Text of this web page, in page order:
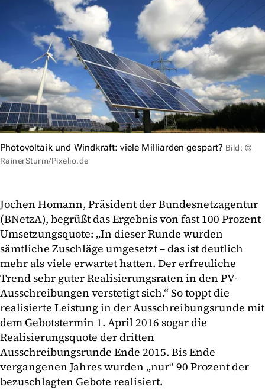
Photovoltaik und Windkraft: viele Milliarden gespart? Bild: ©
RainerSturm/Pixelio.de
Jochen Homann, Präsident der Bundesnetzagentur
(BNetzA), begrüßt das Ergebnis von fast 100 Prozent
Umsetzungsquote: „In dieser Runde wurden
sämtliche Zuschläge umgesetzt – das ist deutlich
mehr als viele erwartet hatten. Der erfreuliche
Trend sehr guter Realisierungsraten in den PV-
Ausschreibungen verstetigt sich.“ So toppt die
realisierte Leistung in der Ausschreibungsrunde mit
dem Gebotstermin 1. April 2016 sogar die
Realisierungsquote der dritten
Ausschreibungsrunde Ende 2015. Bis Ende
vergangenen Jahres wurden „nur“ 90 Prozent der
bezuschlagten Gebote realisiert.